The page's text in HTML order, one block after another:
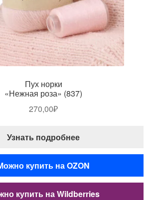
Пух норки
«Нежная роза» (837)
270,00₽
Узнать подробнее
купить на OZON
купить на Wildberries